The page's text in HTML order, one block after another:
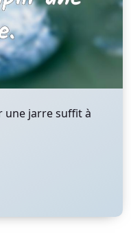
une jarre suffit à